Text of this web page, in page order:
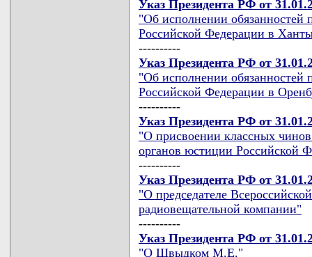
Указ Президента РФ от
"Об исполнении обязанностей
Российской Федерации в
----------
Указ Президента РФ от
"Об исполнении обязанностей
Российской Федерации в
----------
Указ Президента РФ от
"О присвоении классных
органов юстиции Российской
----------
Указ Президента РФ от
"О председателе
радиовещательной компании"
----------
Указ Президента РФ от
"О Швыдком М.Е."